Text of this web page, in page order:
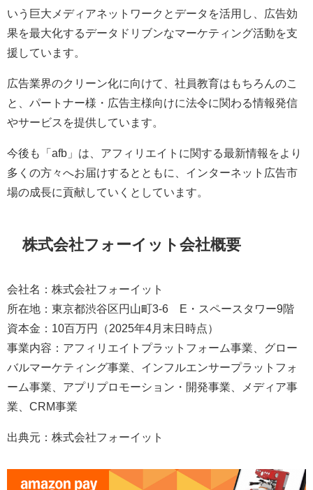
いう巨大メディアネットワークとデータを活用し、広告効
果を最大化するデータドリブンなマーケティング活動を支
援しています。
広告業界のクリーン化に向けて、社員教育はもちろんのこ
と、パートナー様・広告主様向けに法令に関わる情報発信
やサービスを提供しています。
今後も「afb」は、アフィリエイトに関する最新情報をより
多くの方々へお届けするとともに、インターネット広告市
場の成長に貢献していくとしています。
株式会社フォーイット会社概要
会社名：株式会社フォーイット
所在地：東京都渋谷区円山町3-6 E・スペースタワー9階
資本金：10百万円（2025年4月末日時点）
事業内容：アフィリエイトプラットフォーム事業、グロー
バルマーケティング事業、インフルエンサープラットフォ
ーム事業、アプリプロモーション・開発事業、メディア事
業、CRM事業
出典元：株式会社フォーイット